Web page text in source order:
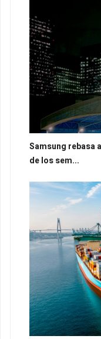
Samsung rebasa
de los sem...